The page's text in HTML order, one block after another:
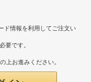
ド情報を利用してご注文い
要です。
上お進みください。